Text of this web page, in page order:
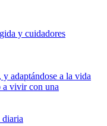
y cuidadores
adaptándose a la vida
a vivir con una